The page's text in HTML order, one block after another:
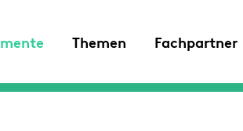
Themen Fachpartner